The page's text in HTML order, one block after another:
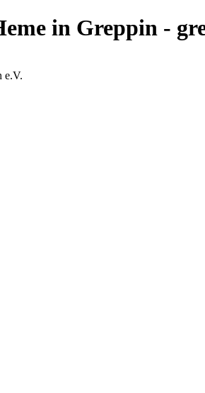
in Greppin -
e.V.